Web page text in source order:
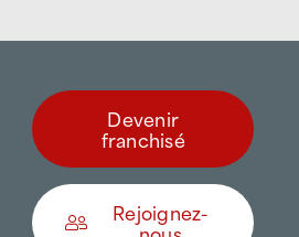
Devenir
franchisé
Rejoignez-